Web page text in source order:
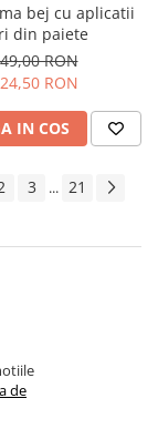
bej cu aplicatii
din paiete
RON
RON
IN COS
3 ... 21
de